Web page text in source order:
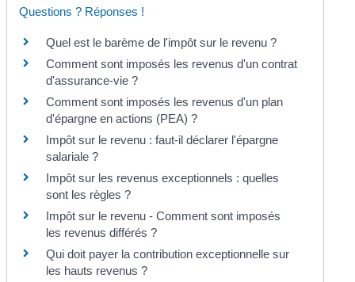
Questions ? Réponses !
Quel est le barème de l'impôt sur le revenu ?
Comment sont imposés les revenus d'un contrat
d'assurance-vie ?
Comment sont imposés les revenus d'un plan
d'épargne en actions (PEA) ?
Impôt sur le revenu : faut-il déclarer l'épargne
salariale ?
Impôt sur les revenus exceptionnels : quelles
sont les règles ?
Impôt sur le revenu - Comment sont imposés
les revenus différés ?
Qui doit payer la contribution exceptionnelle sur
les hauts revenus ?